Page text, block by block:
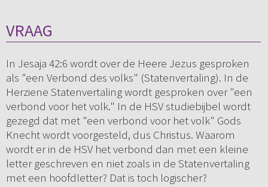
VRAAG
In Jesaja 42:6 wordt over de Heere Jezus gesproken
als "een Verbond des volks" (Statenvertaling). In de
Herziene Statenvertaling wordt gesproken over "een
verbond voor het volk." In de HSV studiebijbel wordt
gezegd dat met "een verbond voor het volk" Gods
Knecht wordt voorgesteld, dus Christus. Waarom
wordt er in de HSV het verbond dan met een kleine
letter geschreven en niet zoals in de Statenvertaling
met een hoofdletter? Dat is toch logischer?